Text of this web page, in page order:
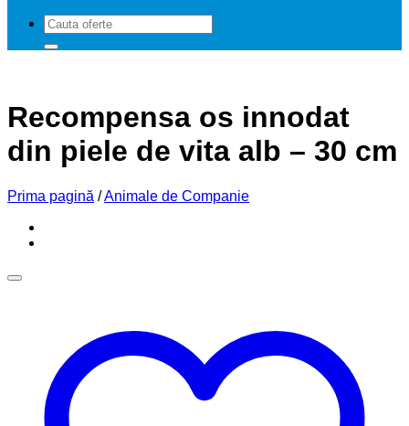
Caută
după:
Recompensa os innodat
din piele de vita alb – 30 cm
Prima pagină /Animale de Companie